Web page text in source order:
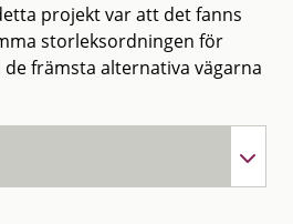
projekt var att det fanns
storleksordningen för
främsta alternativa vägarna